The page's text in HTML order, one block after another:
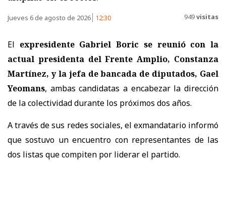
Jueves 6 de agosto de 2026 12:30 949visitas
El expresidente Gabriel Boric se reunió con la
actual presidenta del Frente Amplio, Constanza
Martínez, y la jefa de bancada de diputados, Gael
Yeomans, ambas candidatas a encabezar la dirección
de la colectividad durante los próximos dos años.
A través de sus redes sociales, el exmandatario informó
que sostuvo un encuentro con representantes de las
dos listas que compiten por liderar el partido.